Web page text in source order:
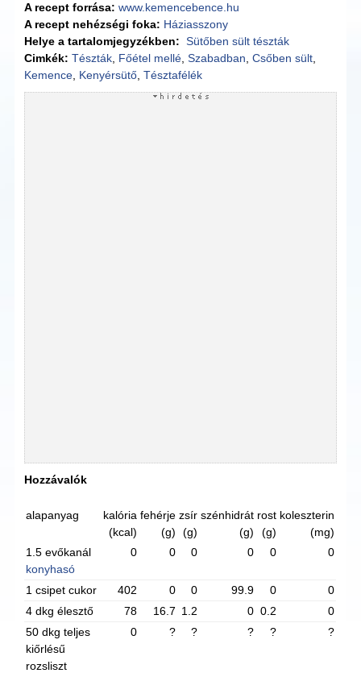
A recept forrása: www.kemencebence.hu
A recept nehézségi foka: Háziasszony
Helye a tartalomjegyzékben: Sütőben sült tészták
Cimkék: Tészták Főétel mellé ,Szabadban ,Csőben sült
Kemence Kenyérsütő ,Tésztafélék
Hozzávalók
alapanyag
kalória
(kcal)
fehérje
(g)
zsír
(g)
szénhidrát
(g)
rost
(g)
koleszterin
(mg)
1.5 evőkanál
konyhasó
0 0 0 0 0 0
1 csipet cukor 402 0 0 99.9 0
0
4 dkg élesztő
78 16.7 1.2 0 0.2
0
50 dkg teljes
kiőrlésű
rozsliszt
0 ? ? ? ? ?